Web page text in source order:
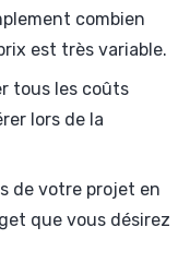
combien
est très variable.
tous les coûts
lors de la
de votre projet en
que vous désirez